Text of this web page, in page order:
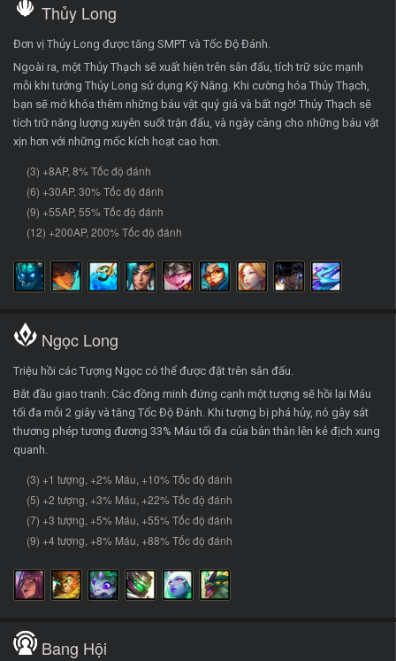
Thủy Long
Đơn vị Thủy Long được tăng SMPT và Tốc Độ Đánh.
Ngoài ra, một Thủy Thạch sẽ xuất hiện trên sân đấu, tích trữ sức mạnh
mỗi khi tướng Thủy Long sử dụng Kỹ Năng. Khi cường hóa Thủy Thạch,
bạn sẽ mở khóa thêm những báu vật quý giá và bất ngờ! Thủy Thạch sẽ
tích trữ năng lượng xuyên suốt trận đấu, và ngày càng cho những báu vật
xịn hơn với những mốc kích hoạt cao hơn.
(3) +8AP, 8% Tốc độ đánh
(6) +30AP, 30% Tốc độ đánh
(9) +55AP, 55% Tốc độ đánh
(12) +200AP, 200% Tốc độ đánh
Ngọc Long
Triệu hồi các Tượng Ngọc có thể được đặt trên sân đấu.
Bắt đầu giao tranh: Các đồng minh đứng cạnh một tượng sẽ hồi lại Máu
tối đa mỗi 2 giây và tăng Tốc Độ Đánh. Khi tượng bị phá hủy, nó gây sát
thương phép tương đương 33% Máu tối đa của bản thân lên kẻ địch xung
quanh.
(3) +1 tượng, +2% Máu, +10% Tốc độ đánh
(5) +2 tượng, +3% Máu, +22% Tốc độ đánh
(7) +3 tượng, +5% Máu, +55% Tốc độ đánh
(9) +4 tượng, +8% Máu, +88% Tốc độ đánh
Bang Hội